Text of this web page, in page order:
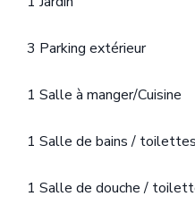
3 Parking extérieur
1 Salle à manger/Cuisine
1 Salle de bains / toilettes
1 Salle de douche /